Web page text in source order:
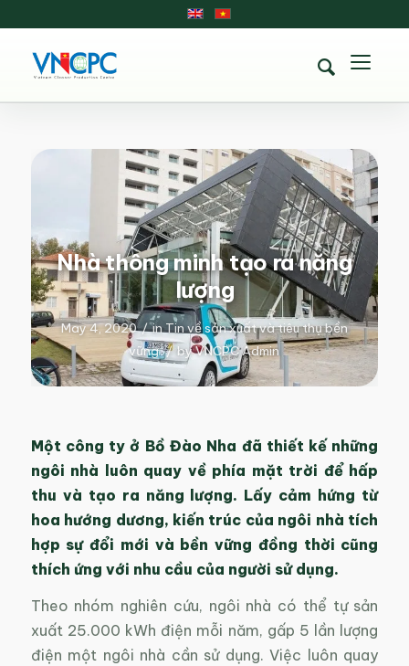
Nhà thông minh tạo ra năng
lượng
May 4, 2020 / inTin về sản xuất và tiêu thụ bền
vững / byVNCPC Admin
Một công ty ở Bồ Đào Nha đã thiết kế những
ngôi nhà luôn quay về phía mặt trời để hấp
thu và tạo ra năng lượng. Lấy cảm hứng từ
hoa hướng dương, kiến ​​trúc của ngôi nhà tích
hợp sự đổi mới và bền vững đồng thời cũng
thích ứng với nhu cầu của người sử dụng.
Theo nhóm nghiên cứu, ngôi nhà có thể tự sản
xuất 25.000 kWh điện mỗi năm, gấp 5 lần lượng
điện một ngôi nhà cần sử dụng. Việc luôn quay